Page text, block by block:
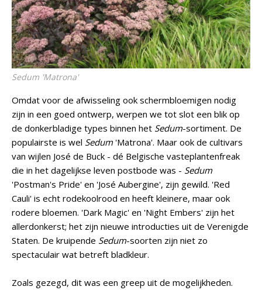
Sedum 'Matrona'
Omdat voor de afwisseling ook schermbloemigen nodig
zijn in een goed ontwerp, werpen we tot slot een blik op
de donkerbladige types binnen het Sedum-sortiment. De
populairste is wel Sedum'Matrona'. Maar ook de cultivars
van wijlen José de Buck - dé Belgische vasteplantenfreak
die in het dagelijkse leven postbode was - Sedum
'Postman's Pride' en 'José Aubergine', zijn gewild. 'Red
Cauli' is echt rodekoolrood en heeft kleinere, maar ook
rodere bloemen. 'Dark Magic' en 'Night Embers' zijn het
allerdonkerst; het zijn nieuwe introducties uit de Verenigde
Staten. De kruipende Sedum-soorten zijn niet zo
spectaculair wat betreft bladkleur.
Zoals gezegd, dit was een greep uit de mogelijkheden.